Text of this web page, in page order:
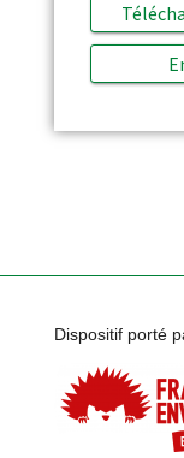
Dispositif porté